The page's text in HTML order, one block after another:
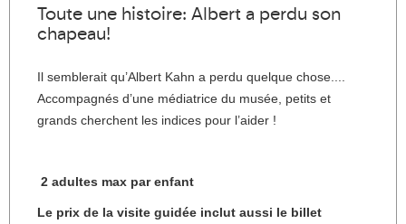
Toute une histoire: Albert a perdu son
chapeau!
Il semblerait qu’Albert Kahn a perdu quelque chose....
Accompagnés d’une médiatrice du musée, petits et
grands cherchent les indices pour l’aider !
2 adultes max par enfant
Le prix de la visite guidée inclut aussi le billet